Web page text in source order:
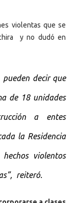
violentas que se
y no dudó en
decir que
de 18 unidades
a entes
la Residencia
violentos
reiteró.